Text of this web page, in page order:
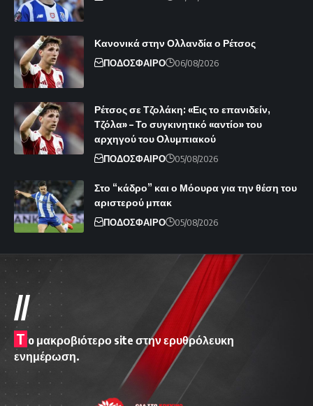
Κανονικά στην Ολλανδία ο Ρέτσος
ΠΟΔΟΣΦΑΙΡΟ 06/08/2026
Ρέτσος σε Τζολάκη: «Εις το επανιδείν,
Τζόλα» – Το συγκινητικό «αντίο» του
αρχηγού του Ολυμπιακού
ΠΟΔΟΣΦΑΙΡΟ 05/08/2026
Στο “κάδρο” και ο Μόουρα για την θέση του
αριστερού μπακ
ΠΟΔΟΣΦΑΙΡΟ 05/08/2026
//
T o μακροβιότερο site στην ερυθρόλευκη
ενημέρωση.